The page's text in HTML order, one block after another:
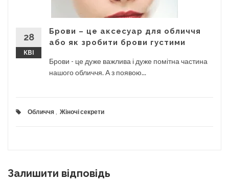
28
КВІ
Брови – це аксесуар для обличчя
або як зробити брови густими
Брови - це дуже важлива і дуже помітна частина
нашого обличчя. А з появою...
Обличчя Жіночі секрети
Залишити відповідь